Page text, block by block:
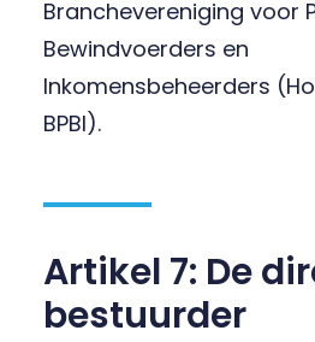
Branchevereniging voor
Bewindvoerders en
Inkomensbeheerders
BPBI).
Artikel 7: De
bestuurder